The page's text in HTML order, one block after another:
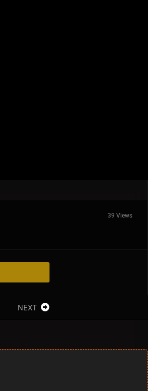
39 Views
NEXT